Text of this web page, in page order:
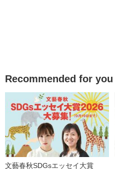
Recommended for you
文藝春秋SDGsエッセイ大賞